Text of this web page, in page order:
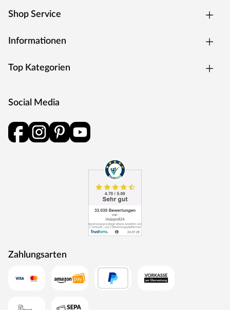
Shop Service
Informationen
Top Kategorien
Social Media
Zahlungsarten